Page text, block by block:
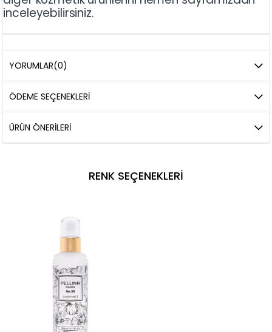
inceleyebilirsiniz.
YORUMLAR(0)
ÖDEME SEÇENEKLERI
ÜRÜN ÖNERILERI
RENK SEÇENEKLERI